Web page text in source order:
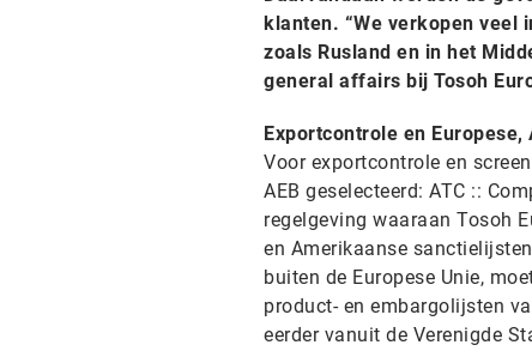
klanten. “We verkopen veel
zoals Rusland en in het
general affairs bij Tosoh
Exportcontrole en
Voor exportcontrole en
AEB geselecteerd: ATC ::
regelgeving waaraan Tosoh
en Amerikaanse
buiten de Europese Unie,
product- en embargolijsten
eerder vanuit de Verenigde